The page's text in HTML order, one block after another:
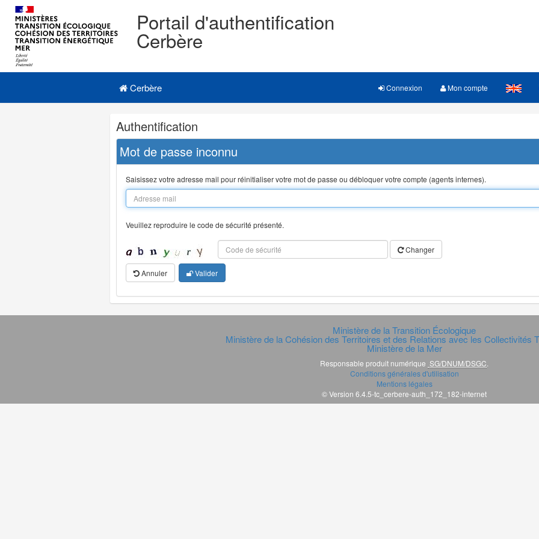
Portail d'authentification
Cerbère
Navigation
Menu principal
Cerbère Connexion Mon compte
Navigation
et
outils
annexes
Authentification
Mot de passe inconnu
Saisissez votre adresse mail pour réinitialiser votre mot de passe ou débloquer votre compte (agents internes).
Veuillez reproduire le code de sécurité présenté.
Changer
Annuler Valider
Ministère de la Transition Écologique
Ministère de la Cohésion des Territoires et des Relations avec les Collectivités
Ministère de la Mer
Responsable produit numérique SG/DNUM/DSGC
Conditions générales d'utilisation
Mentions légales
© Version 6.4.5-tc_cerbere-auth_172_182-internet